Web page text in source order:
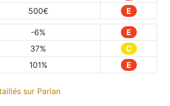
500€ E
-6%
E
37%
C
101% E
sur Parlan